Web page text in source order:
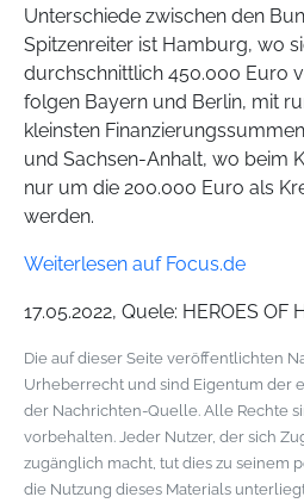
Unterschiede zwischen den
Spitzenreiter ist Hamburg, wo
durchschnittlich 450.000 Euro
folgen Bayern und Berlin, mit
kleinsten
und Sachsen-Anhalt, wo beim
nur um die 200.000 Euro als
werden.
Weiterlesen auf Focus.de
17.05.2022, Quele: HEROES OF
Die auf dieser Seite veröffentlichten
Urheberrecht und sind Eigentum der
der Nachrichten-Quelle. Alle Rechte
vorbehalten. Jeder Nutzer, der sich
zugänglich macht, tut dies zu seinem
die Nutzung dieses Materials